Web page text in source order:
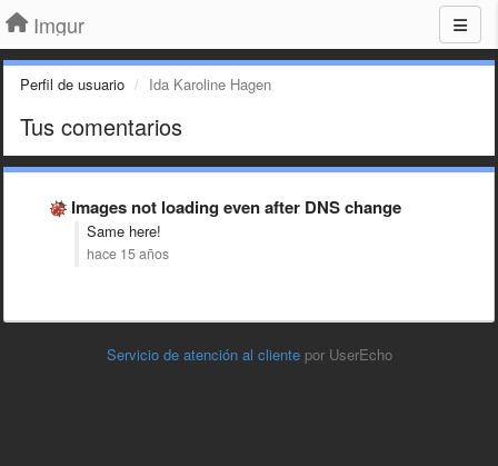
Imgur
Perfil de usuario Ida Karoline Hagen
Tus comentarios
Images not loading even after DNS change
Same here!
hace 15 años
Servicio de atención al cliente por UserEcho